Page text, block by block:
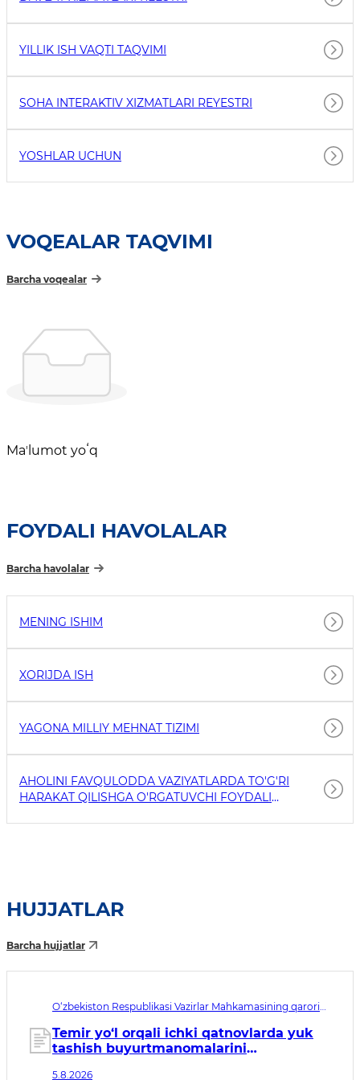
YILLIK ISH VAQTI TAQVIMI
SOHA INTERAKTIV XIZMATLARI REYESTRI
YOSHLAR UCHUN
VOQEALAR TAQVIMI
Barcha voqealar
Maʼlumot yoʻq
FOYDALI HAVOLALAR
Barcha havolalar
MENING ISHIM
XORIJDA ISH
YAGONA MILLIY MEHNAT TIZIMI
AHOLINI FAVQULODDA VAZIYATLARDA TO'G'RI
HARAKAT QILISHGA O'RGATUVCHI FOYDALI
HUJJATLAR
Barcha hujjatlar
O‘zbekiston Respublikasi Vazirlar Mahkamasining qarori
sanasi 01.10.2026
Temir yo‘l orqali ichki qatnovlarda yuk
tashish buyurtmanomalarini
5.8.2026